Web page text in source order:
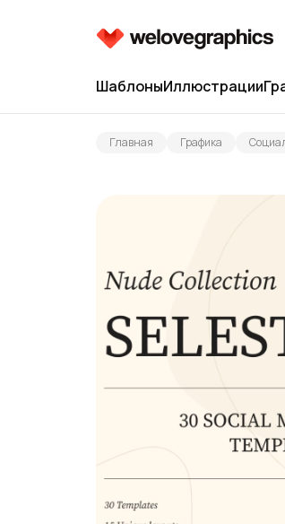
Шаблоны
Полиграфия
Иллюстрации
Главная Графика